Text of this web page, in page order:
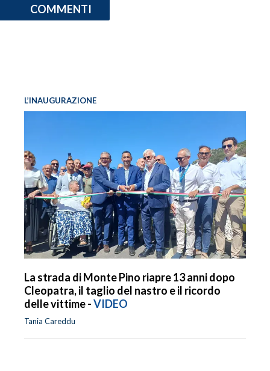
COMMENTI
L’INAUGURAZIONE
La strada di Monte Pino riapre 13 anni dopo
Cleopatra, il taglio del nastro e il ricordo
delle vittime -VIDEO
Tania Careddu